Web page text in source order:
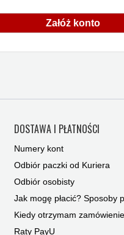
Załóż konto
DOSTAWA I PŁATNOŚCI
Numery kont
Odbiór paczki od Kuriera
Odbiór osobisty
Jak mogę płacić? Sposoby
Kiedy otrzymam
Raty PayU